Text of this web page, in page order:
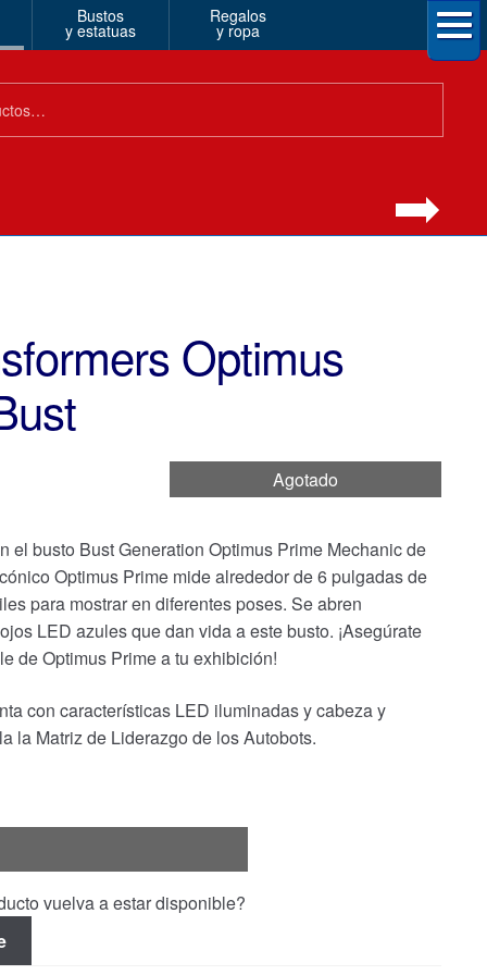
Bustos
y estatuas
Regalos
y ropa
Optimus
Agotado
el busto Bust Generation Optimus Prime Mechanic de
Optimus Prime mide alrededor de 6 pulgadas de
para mostrar en diferentes poses. Se abren
LED azules que dan vida a este busto. ¡Asegúrate
de Optimus Prime a tu exhibición!
con características LED iluminadas y cabeza y
la Matriz de Liderazgo de los Autobots.
vuelva a estar disponible?